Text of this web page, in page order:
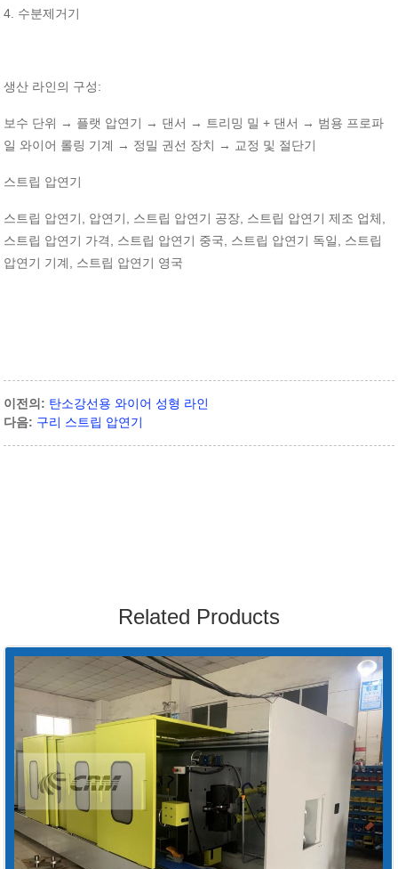
4. 수분제거기
생산 라인의 구성 :
보수 단위 → 플랫 압연기 → 댄서 → 트리밍 밀 + 댄서 → 범용 프로파
일 와이어 롤링 기계 → 정밀 권선 장치 → 교정 및 절단기
스트립 압연기
스트립 압연기 압연기 스트립 압연기 공장 스트립 압연기 제조 업체
스트립 압연기 가격 스트립 압연기 중국 스트립 압연기 독일
스트립
압연기
기계 스트립 압연기 영국
이전의: 탄소강선용 와이어 성형 라인
다음: 구리 스트립 압연기
Related Products